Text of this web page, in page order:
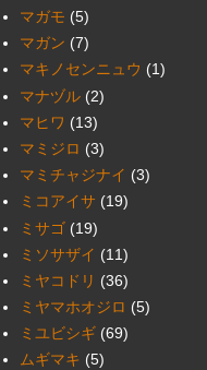
マガモ (5)
マガン (7)
マキノセンニュウ (1)
マナヅル (2)
マヒワ (13)
マミジロ (3)
マミチャジナイ (3)
ミコアイサ (19)
ミサゴ (19)
ミソサザイ (11)
ミヤコドリ (36)
ミヤマホオジロ (5)
ミユビシギ (69)
ムギマキ (5)